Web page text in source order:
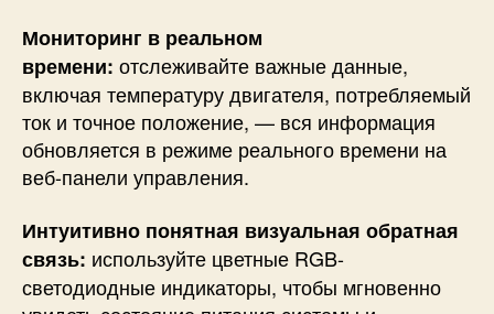
Мониторинг в реальном
времени: отслеживайте важные данные,
включая температуру двигателя, потребляемый
ток и точное положение, — вся информация
обновляется в режиме реального времени на
веб-панели управления.
Интуитивно понятная визуальная обратная
связь: используйте цветные RGB-
светодиодные индикаторы, чтобы мгновенно